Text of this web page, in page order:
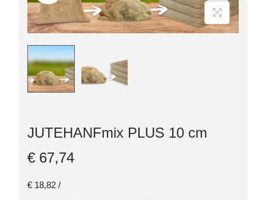
JUTEHANFmix PLUS 10 cm
€ 67,74
€ 18,82 /